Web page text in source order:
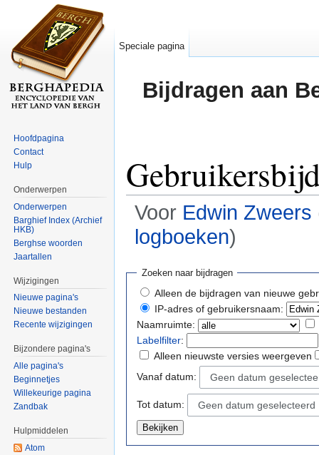
Bijdragen aan
Voor Edwin Zweers
logboeken)
Zoeken naar bijdragen
Alleen de bijdragen van nieuwe
IP-adres of gebruikersnaam:
Naamruimte:
Labelfilter:
Alleen nieuwste versies weergeven
Vanaf datum:
Geen datum
Tot datum: Geen datum geselecteerd
Speciale pagina
Hoofdpagina
Contact
Hulp
Onderwerpen
Onderwerpen
Barghief Index (Archief
HKB)
Berghse woorden
Jaartallen
Wijzigingen
Nieuwe pagina's
Nieuwe bestanden
Recente wijzigingen
Bijzondere pagina's
Alle pagina's
Beginnetjes
Willekeurige pagina
Zandbak
Hulpmiddelen
Atom